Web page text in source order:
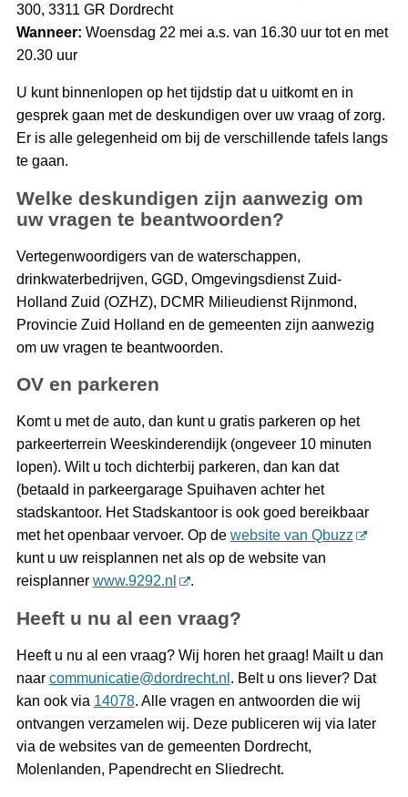
300, 3311 GR Dordrecht
Wanneer: Woensdag 22 mei a.s. van 16.30 uur tot en met
20.30 uur
U kunt binnenlopen op het tijdstip dat u uitkomt en in
gesprek gaan met de deskundigen over uw vraag of zorg.
Er is alle gelegenheid om bij de verschillende tafels langs
te gaan.
Welke deskundigen zijn aanwezig om
uw vragen te beantwoorden?
Vertegenwoordigers van de waterschappen,
drinkwaterbedrijven, GGD, Omgevingsdienst Zuid-
Holland Zuid (OZHZ), DCMR Milieudienst Rijnmond,
Provincie Zuid Holland en de gemeenten zijn aanwezig
om uw vragen te beantwoorden.
OV en parkeren
Komt u met de auto, dan kunt u gratis parkeren op het
parkeerterrein Weeskinderendijk (ongeveer 10 minuten
lopen). Wilt u toch dichterbij parkeren, dan kan dat
(betaald in parkeergarage Spuihaven achter het
stadskantoor. Het Stadskantoor is ook goed bereikbaar
met het openbaar vervoer. Op de website van Qbuzz
kunt u uw reisplannen net als op de website van
reisplanner www.9292.nl .
Heeft u nu al een vraag?
Heeft u nu al een vraag? Wij horen het graag! Mailt u dan
naar communicatie@dordrecht.nl . Belt u ons liever? Dat
kan ook via 14078. Alle vragen en antwoorden die wij
ontvangen verzamelen wij. Deze publiceren wij via later
via de websites van de gemeenten Dordrecht,
Molenlanden, Papendrecht en Sliedrecht.